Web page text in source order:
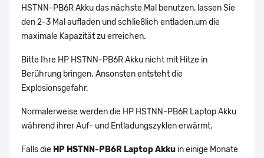
HSTNN-PB6R Akku das nächste Mal benutzen, lassen Sie
den 2-3 Mal aufladen und schließlich entladen,um die
maximale Kapazität zu erreichen.
Bitte Ihre HP HSTNN-PB6R Akku nicht mit Hitze in
Berührung bringen. Ansonsten entsteht die
Explosionsgefahr.
Normalerweise werden die HP HSTNN-PB6R Laptop Akku
während ihrer Auf- und Entladungszyklen erwärmt.
Falls die HP HSTNN-PB6R Laptop Akku in einige Monate